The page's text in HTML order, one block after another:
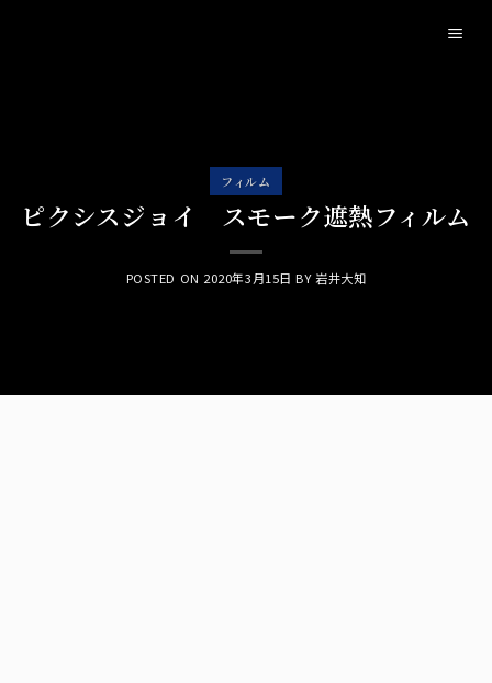
フィルム
ピクシスジョイ スモーク遮熱フィルム
POSTED ON 2020年3月15日 BY 岩井大知